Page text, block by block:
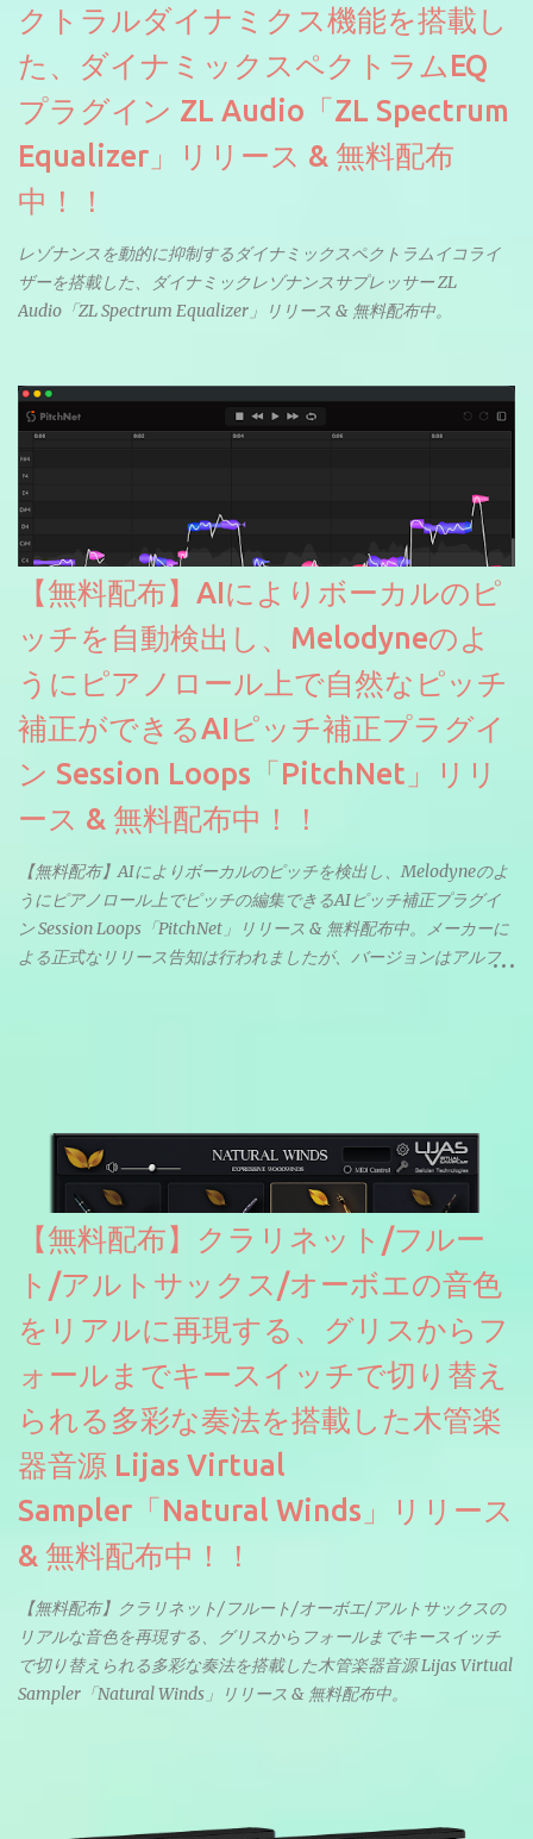
クトラルダイナミクス機能を搭載し
た、ダイナミックスペクトラムEQ
プラグイン ZL Audio「ZL Spectrum
Equalizer」リリース & 無料配布
中！！
レゾナンスを動的に抑制するダイナミックスペクトラムイコライ
ザーを搭載した、ダイナミックレゾナンスサプレッサー ZL
Audio「ZL Spectrum Equalizer」リリース & 無料配布中。
【無料配布】AIによりボーカルのピ
ッチを自動検出し、Melodyneのよ
うにピアノロール上で自然なピッチ
補正ができるAIピッチ補正プラグイ
ン Session Loops「PitchNet」リリ
ース & 無料配布中！！
【無料配布】AIによりボーカルのピッチを検出し、Melodyneのよ
うにピアノロール上でピッチの編集できるAIピッチ補正プラグイ
ン Session Loops「PitchNet」リリース & 無料配布中。メーカーに
よる正式なリリース告知は行われましたが、バージョンはアルフ
ソースを元に設計・改良した製品のようです。
【無料配布】クラリネット/フルー
ト/アルトサックス/オーボエの音色
をリアルに再現する、グリスからフ
ォールまでキースイッチで切り替え
られる多彩な奏法を搭載した木管楽
器音源 Lijas Virtual
Sampler「Natural Winds」リリース
& 無料配布中！！
【無料配布】クラリネット/フルート/オーボエ/アルトサックスの
リアルな音色を再現する、グリスからフォールまでキースイッチ
で切り替えられる多彩な奏法を搭載した木管楽器音源 Lijas Virtual
Sampler「Natural Winds」リリース & 無料配布中。